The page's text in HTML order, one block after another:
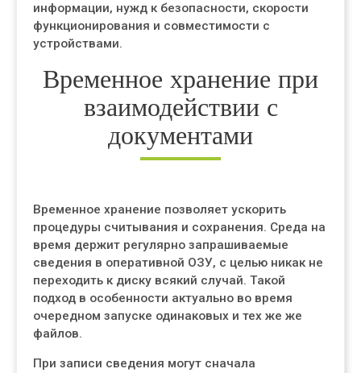
информации, нужд к безопасности, скорости
функционирования и совместимости с
устройствами.
Временное хранение при
взаимодействии с
документами
Временное хранение позволяет ускорить
процедуры считывания и сохранения. Среда на
время держит регулярно запрашиваемые
сведения в оперативной ОЗУ, с целью никак не
переходить к диску всякий случай. Такой
подход в особенности актуально во время
очередном запуске одинаковых и тех же же
файлов.
При записи сведения могут сначала